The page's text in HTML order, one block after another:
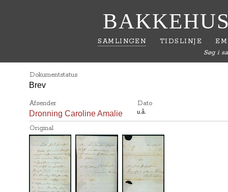
SAMLINGEN TIDSLINJE
Søg i
Dokumentstatus
Brev
Afsender Dato
Dronning Caroline Amalie u.å.
Original